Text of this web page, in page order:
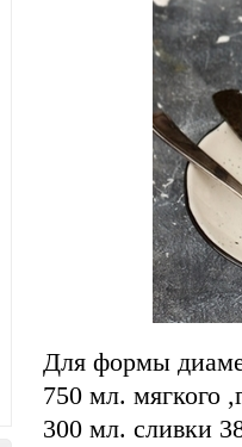
Для формы
750 мл. мягкого
300 мл. сливки